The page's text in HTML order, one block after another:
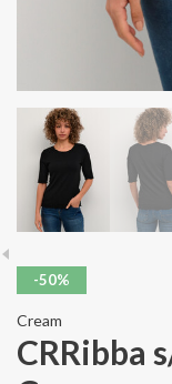
-50%
Cream
CRRibba